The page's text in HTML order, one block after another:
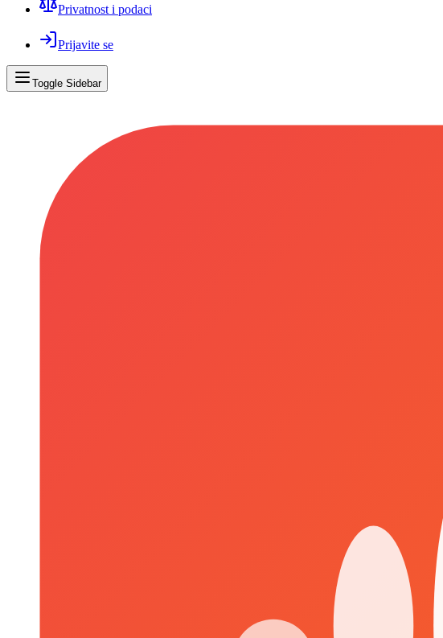
Privatnost i podaci
Prijavite se
Toggle Sidebar